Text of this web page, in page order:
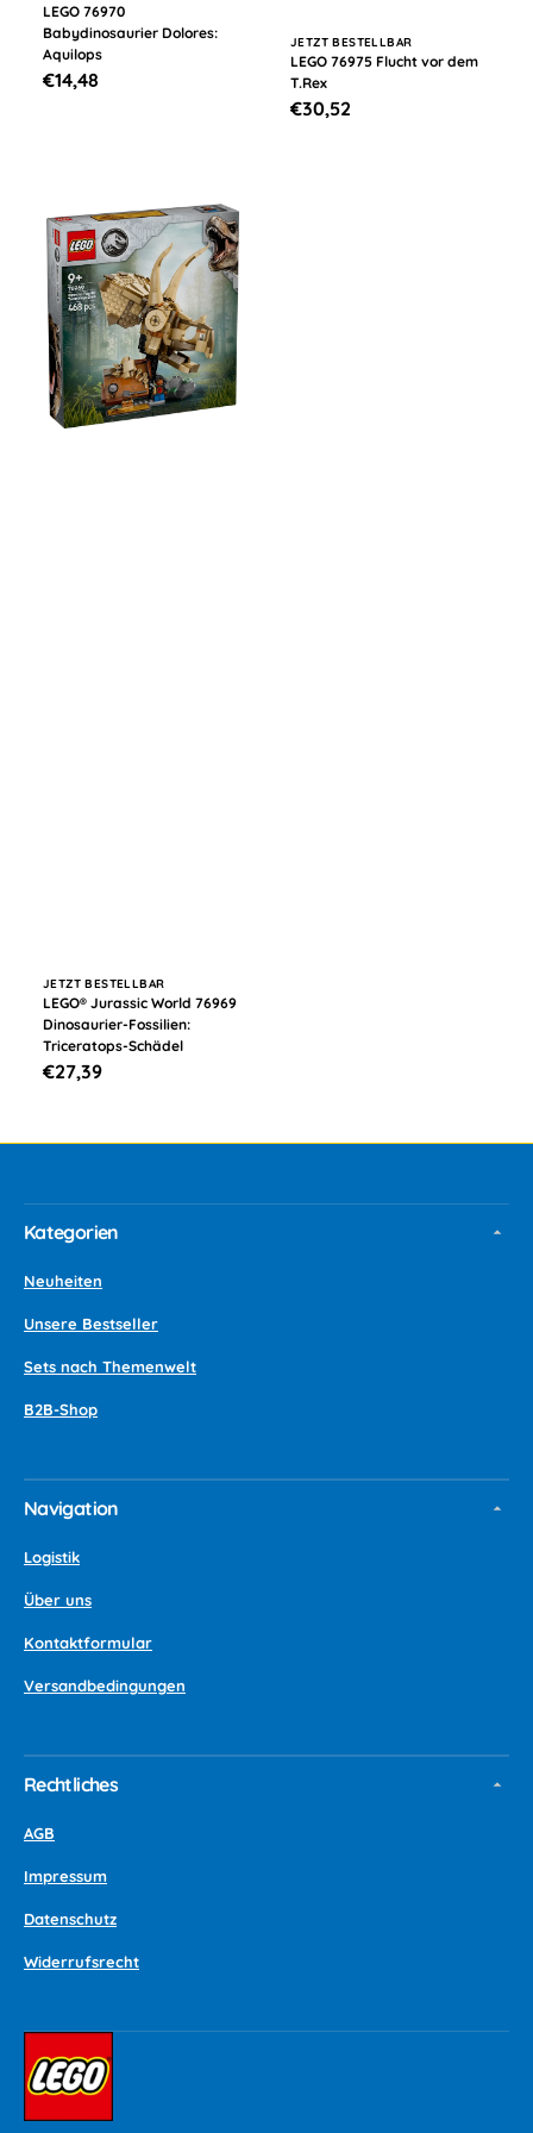
LEGO 76970
Babydinosaurier Dolores:
Aquilops
Normaler
€14,48
Anbieter:
JETZT BESTELLBAR
LEGO 76975 Flucht vor dem
T.Rex
Normaler
€30,52
76969
Dinosaurier-
Fossilien:
Triceratops-
Schädel
Anbieter:
JETZT BESTELLBAR
LEGO® Jurassic World 76969
Dinosaurier-Fossilien:
Triceratops-Schädel
Normaler
€27,39
Kategorien
Neuheiten
Unsere Bestseller
Sets nach Themenwelt
B2B-Shop
Navigation
Logistik
Über uns
Kontaktformular
Versandbedingungen
Rechtliches
AGB
Impressum
Datenschutz
Widerrufsrecht